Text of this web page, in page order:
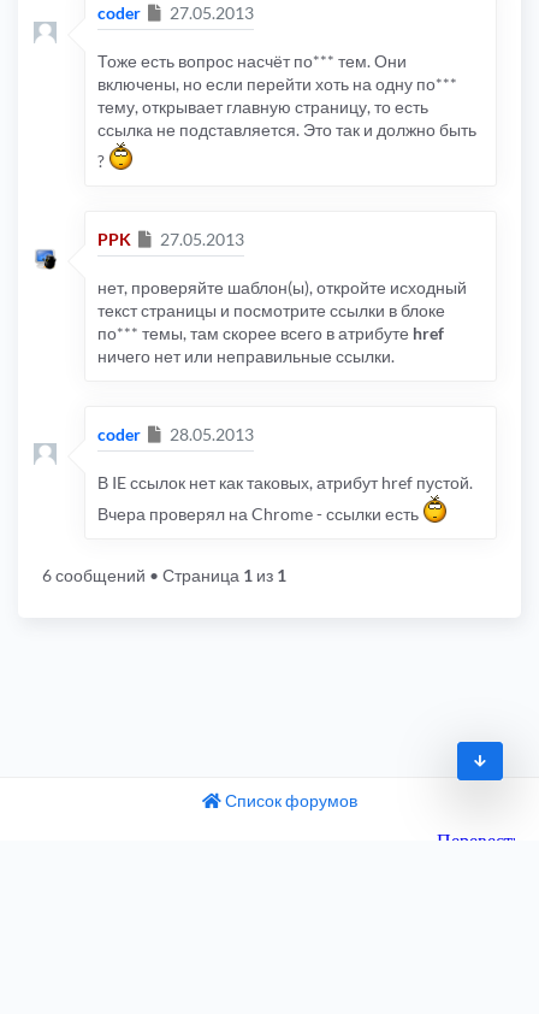
coder Сообщение
27.05.2013
Тоже есть вопрос насчёт по*** тем. Они
включены, но если перейти хоть на одну по***
тему, открывает главную страницу, то есть
ссылка не подставляется. Это так и должно быть
?
PPK Сообщение
27.05.2013
нет, проверяйте шаблон(ы), откройте исходный
текст страницы и посмотрите ссылки в блоке
по*** темы, там скорее всего в атрибуте href
ничего нет или неправильные ссылки.
coder Сообщение
28.05.2013
В IE ссылок нет как таковых, атрибут href пустой.
Вчера проверял на Chrome - ссылки есть
6 сообщений • Страница 1 из 1
Список форумов